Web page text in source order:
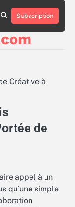
Subscription
Créative à
de
appel à un
qu’une simple